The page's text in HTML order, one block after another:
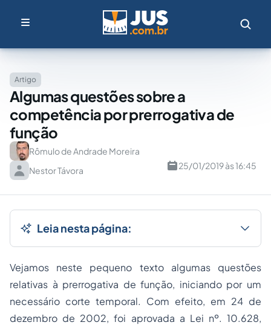
Artigo
Algumas questões sobre a
competência por prerrogativa de
função
Rômulo de Andrade Moreira
Nestor Távora
25/01/2019 às 16:45
Leia nesta página:
Vejamos neste pequeno texto algumas questões
relativas à prerrogativa de função, iniciando por um
necessário corte temporal. Com efeito, em 24 de
dezembro de 2002, foi aprovada a Lei nº. 10.628,